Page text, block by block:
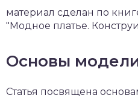
материал сделан по
"Модное платье.
Основы
Статья посвящена